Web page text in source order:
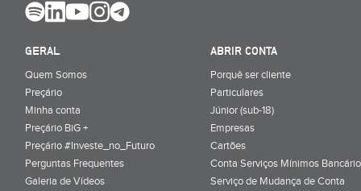
GERAL
Quem Somos
Preçário
Minha conta
Preçário BiG +
Preçário #Investe_no_Futuro
Perguntas Frequentes
Galeria de Vídeos
ABRIR CONTA
Porquê ser cliente
Particulares
Júnior (sub-18)
Empresas
Cartões
Conta Serviços Mínimos
Serviço de Mudança de Conta